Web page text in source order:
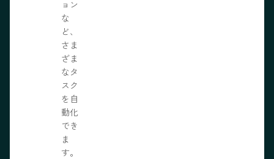
ョン
な
ど、
さま
ざま
なタ
スク
を自
動化
でき
ま
す。